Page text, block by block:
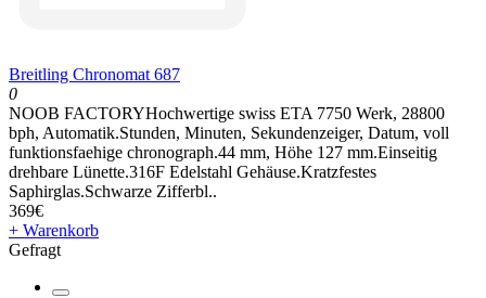
Breitling Chronomat 687
0
NOOB FACTORYHochwertige swiss ETA 7750 Werk, 28800
bph, Automatik.Stunden, Minuten, Sekundenzeiger, Datum, voll
funktionsfaehige chronograph.44 mm, Höhe 127 mm.Einseitig
drehbare Lünette.316F Edelstahl Gehäuse.Kratzfestes
Saphirglas.Schwarze Zifferbl..
369€
+ Warenkorb
Gefragt